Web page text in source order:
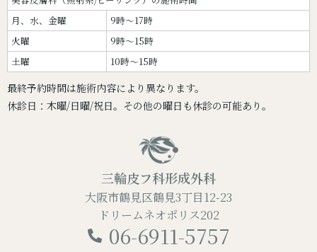
月、水、金曜
9時～17時
火曜
9時～15時
土曜
10時～15時
最終予約時間は施術内容により異なります。
休診日：木曜/日曜/祝日。その他の曜日も休診の可能あり。
三輪皮フ科形成外科
大阪市鶴見区鶴見3丁目12-23
ドリームネオポリス202
06-6911-5757